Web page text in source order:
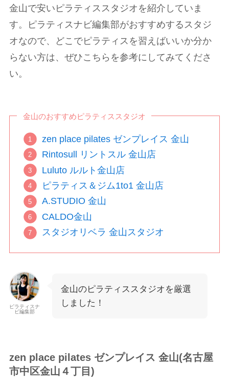
金山で安いピラティススタジオを紹介していま
す。ピラティスナビ編集部がおすすめするスタジ
オなので、どこでピラティスを習えばいいか分か
らない方は、ぜひこちらを参考にしてみてくださ
い。
金山のおすすめピラティススタジオ
zen place pilates ゼンプレイス 金山
Rintosull リントスル 金山店
Luluto ルルト金山店
ピラティス＆ジム1to1 金山店
A.STUDIO 金山
CALDO金山
スタジオリベラ 金山スタジオ
ピラティスナ
ビ編集部
金山のピラティススタジオを厳選
しました！
zen place pilates ゼンプレイス 金山(名古屋
市中区金山４丁目)